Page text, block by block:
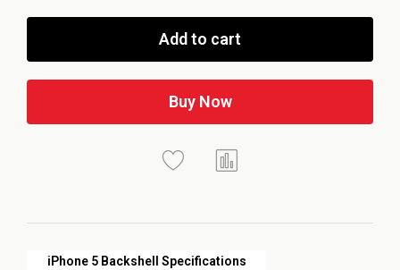
iPhone 5 Backshell Specifications
Add to cart
Buy Now